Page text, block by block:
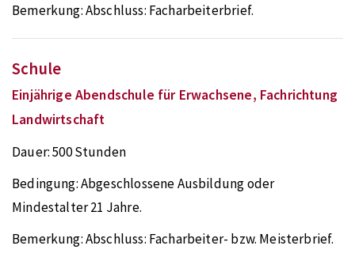
Bemerkung:Abschluss: Facharbeiterbrief.
Schule
Einjährige Abendschule für Erwachsene, Fachrichtung
Landwirtschaft
Dauer:500 Stunden
Bedingung:Abgeschlossene Ausbildung oder
Mindestalter 21 Jahre.
Bemerkung:Abschluss: Facharbeiter- bzw. Meisterbrief.